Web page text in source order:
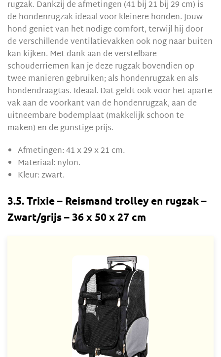
rugzak. Dankzij de afmetingen (41 bij 21 bij 29 cm) is
de hondenrugzak ideaal voor kleinere honden. Jouw
hond geniet van het nodige comfort, terwijl hij door
de verschillende ventilatievakken ook nog naar buiten
kan kijken. Met dank aan de verstelbare
schouderriemen kan je deze rugzak bovendien op
twee manieren gebruiken; als hondenrugzak en als
hondendraagtas. Ideaal. Dat geldt ook voor het aparte
vak aan de voorkant van de hondenrugzak, aan de
uitneembare bodemplaat (makkelijk schoon te
maken) en de gunstige prijs.
Afmetingen: 41 x 29 x 21 cm.
Materiaal: nylon.
Kleur: zwart.
3.5. Trixie – Reismand trolley en rugzak –
Zwart/grijs – 36 x 50 x 27 cm